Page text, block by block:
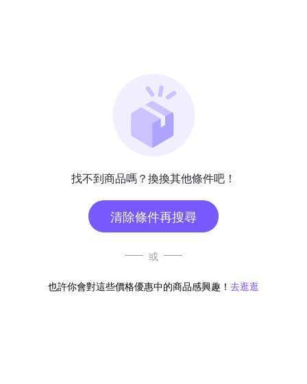
找不到商品嗎？換換其他條件吧！
清除條件再搜尋
或
也許你會對這些價格優惠中的商品感興趣！ 去逛逛